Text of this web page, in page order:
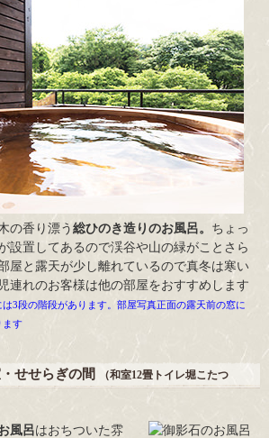
の香り漂う 総ひのき造りのお風呂。 ちょっ
設置してあるので渓谷や山の緑がことさら
屋と露天が少し離れているので真冬は寒い
連れのお客様は他の部屋をおすすめします
3段の階段があります。部屋写真正面の露天前の窓に
ます
せせらぎの間 （和室12畳トイレ堀こたつ
風呂はおちついた雰